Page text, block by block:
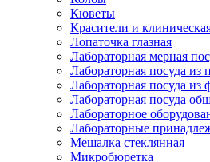
Кюветы
Красители и
Лопаточка глазная
Лабораторная мерная
Лабораторная посуда из
Лабораторная посуда из
Лабораторная посуда
Лабораторное
Лабораторные
Мешалка стеклянная
Микробюретка